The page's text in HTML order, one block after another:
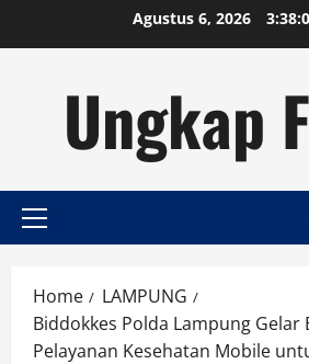
Agustus 6, 2026
Ungkap
Primary
Home
LAMPUNG
Biddokkes Polda Lampung Gelar
Pelayanan Kesehatan Mobile